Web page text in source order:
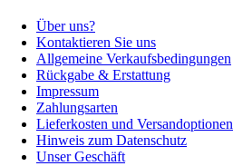
Über uns?
Kontaktieren Sie uns
Allgemeine Verkaufsbedingungen
Rückgabe & Erstattung
Impressum
Zahlungsarten
Lieferkosten und Versandoptionen
Hinweis zum Datenschutz
Unser Geschäft